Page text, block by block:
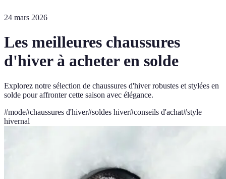
24 mars 2026
Les meilleures chaussures
d'hiver à acheter en solde
Explorez notre sélection de chaussures d'hiver robustes et stylées en
solde pour affronter cette saison avec élégance.
#mode#chaussures d'hiver#soldes hiver#conseils d'achat#style
hivernal